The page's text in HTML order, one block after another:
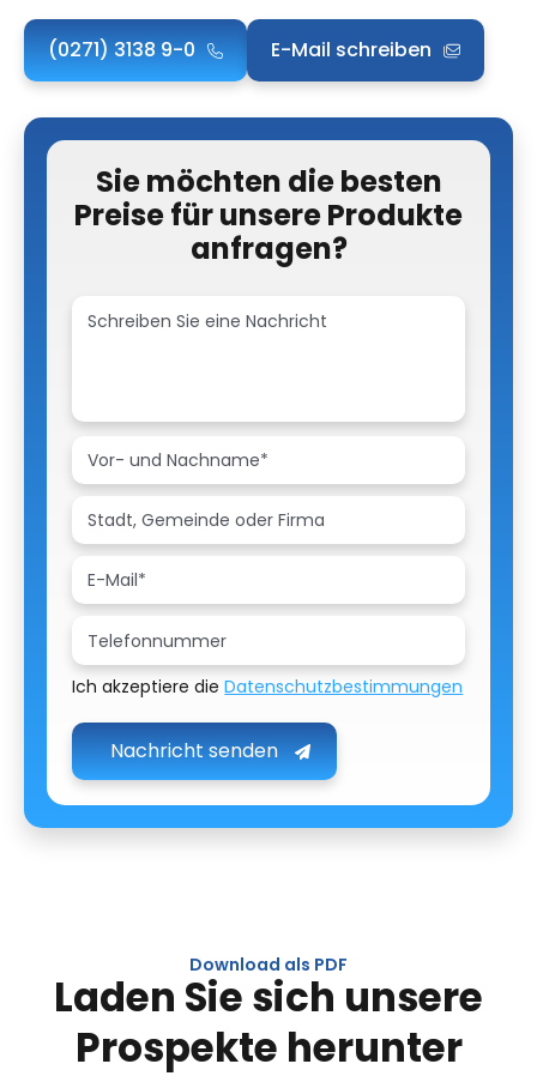
(0271) 3138 9-0 E-Mail schreiben
Sie möchten die besten
Preise für unsere Produkte
anfragen?
Ich akzeptiere dieDatenschutzbestimmungen
Nachricht senden
Download als PDF
Laden Sie sich unsere
Prospekte herunter